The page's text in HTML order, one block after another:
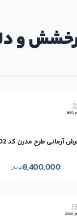
و
آرمانی طرح مدرن کد 5602
8,400,000تومان